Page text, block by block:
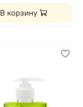
В корзину